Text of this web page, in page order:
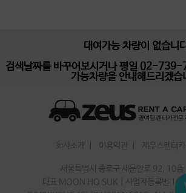
대여가능 차량이 없습니
검색날짜를 바꾸어보시거나 평일 02-739-
가능차량을 안내해드리겠습
회사소개 이용약관 제우스렌터
서울특별시 종로구 새문안로 92, 10
대표 MOON HO SUK | 사업자등록번